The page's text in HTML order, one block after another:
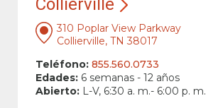
Collierville
310 Poplar View Parkway
Collierville, TN 38017
Teléfono: 855.560.0733
Edades: 6 semanas - 12 años
Abierto: L-V, 6:30 a. m.- 6:00 p. m.